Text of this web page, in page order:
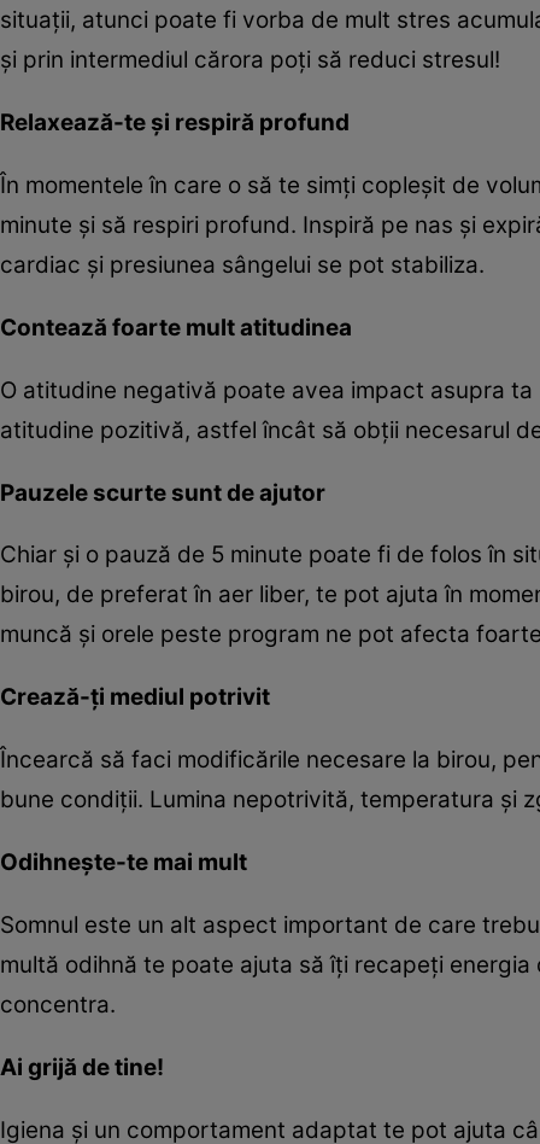
situaţii, atunci poate fi vorba de mult stres
şi prin intermediul cărora poţi să reduci stresul!
Relaxează-te şi respiră profund
În momentele în care o să te simţi copleşit de
minute şi să respiri profund. Inspiră pe nas şi
cardiac şi presiunea sângelui se pot stabiliza.
Contează foarte mult atitudinea
O atitudine negativă poate avea impact asupra
atitudine pozitivă, astfel încât să obţii necesarul
Pauzele scurte sunt de ajutor
Chiar şi o pauză de 5 minute poate fi de folos în
birou, de preferat în aer liber, te pot ajuta în
muncă şi orele peste program ne pot afecta
Crează-ţi mediul potrivit
Încearcă să faci modificările necesare la birou,
bune condiţii. Lumina nepotrivită, temperatura şi
Odihneşte-te mai mult
Somnul este un alt aspect important de care
multă odihnă te poate ajuta să îţi recapeţi
concentra.
Ai grijă de tine!
Igiena şi un comportament adaptat te pot ajuta